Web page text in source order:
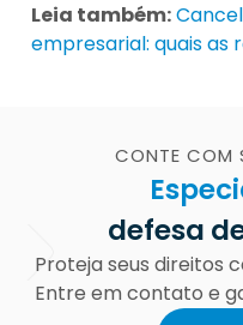
Leia também:
empresarial: quais as
CONTE COM
defesa
Proteja seus direitos
Entre em contato e